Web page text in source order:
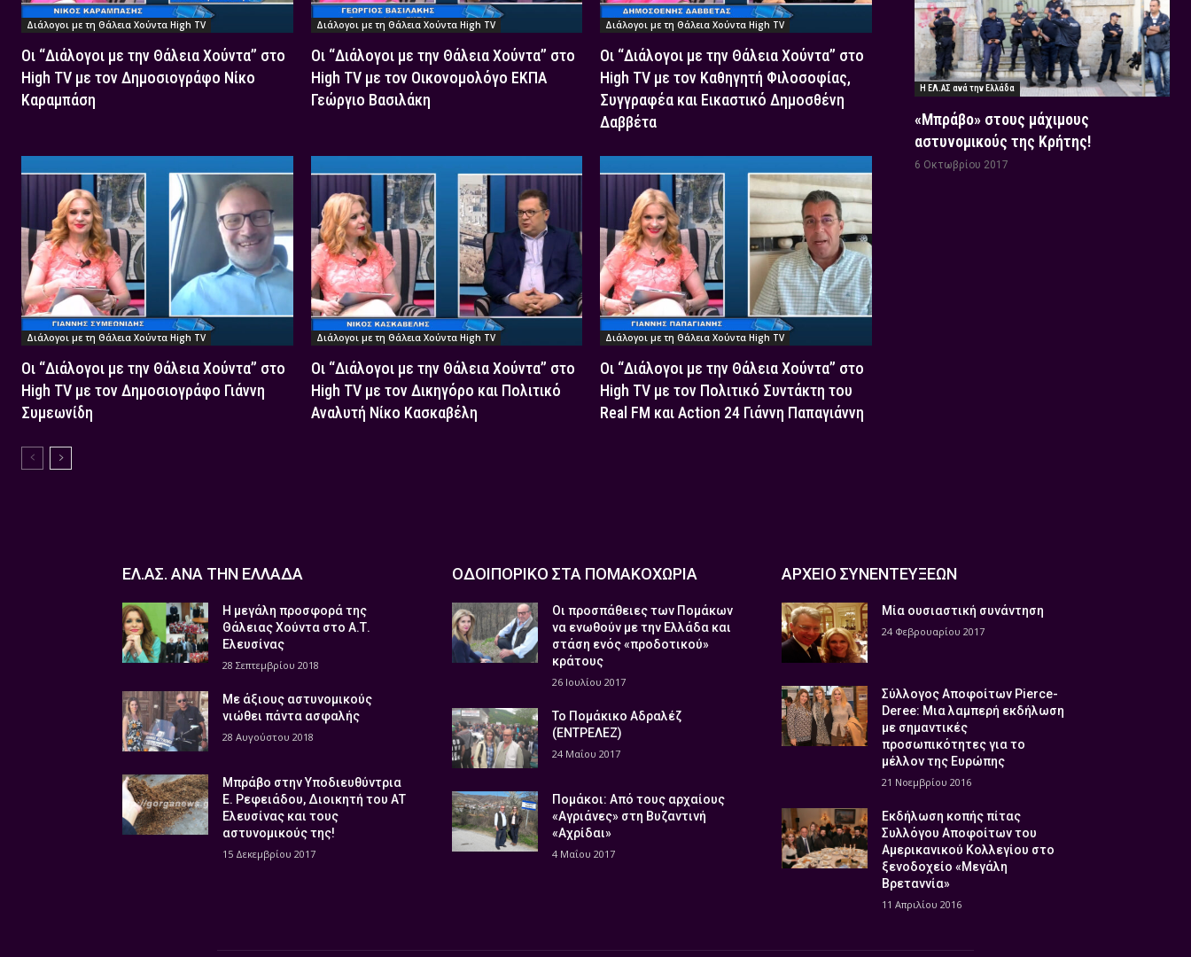
Διάλογοι με τη Θάλεια Χούντα High TV
Οι “Διάλογοι με την Θάλεια Χούντα” στο
High TV με τον Δημοσιογράφο Νίκο
Καραμπάση
Διάλογοι με τη Θάλεια Χούντα High TV
Οι “Διάλογοι με την Θάλεια Χούντα” στο
High TV με τον Οικονομολόγο ΕΚΠΑ
Γεώργιο Βασιλάκη
Διάλογοι με τη Θάλεια Χούντα High TV
Οι “Διάλογοι με την Θάλεια Χούντα” στο
High TV με τον Καθηγητή Φιλοσοφίας,
Συγγραφέα και Εικαστικό Δημοσθένη
Δαββέτα
Διάλογοι με τη Θάλεια Χούντα High TV
Οι “Διάλογοι με την Θάλεια Χούντα” στο
High TV με τον Δημοσιογράφο Γιάννη
Συμεωνίδη
Διάλογοι με τη Θάλεια Χούντα High TV
Οι “Διάλογοι με την Θάλεια Χούντα” στο
High TV με τον Δικηγόρο και Πολιτικό
Αναλυτή Νίκο Κασκαβέλη
Διάλογοι με τη Θάλεια Χούντα High TV
Οι “Διάλογοι με την Θάλεια Χούντα” στο
High TV με τον Πολιτικό Συντάκτη του
Real FM και Action 24 Γιάννη Παπαγιάννη
Η ΕΛ.ΑΣ ανά την Ελλάδα
«Μπράβο» στους μάχιμους
αστυνομικούς της Κρήτης!
6 Οκτωβρίου 2017
ΕΛ.ΑΣ. ΑΝΑ ΤΗΝ ΕΛΛΑΔΑ
Η μεγάλη προσφορά της
Θάλειας Χούντα στο Α.Τ.
Ελευσίνας
28 Σεπτεμβρίου 2018
Με άξιους αστυνομικούς
νιώθει πάντα ασφαλής
28 Αυγούστου 2018
Μπράβο στην Υποδιευθύντρια
Ε. Ρεφειάδου, Διοικητή του ΑΤ
Ελευσίνας και τους
αστυνομικούς της!
15 Δεκεμβρίου 2017
ΟΔΟΙΠΟΡΙΚΟ ΣΤΑ ΠΟΜΑΚΟΧΩΡΙΑ
Οι προσπάθειες των Πομάκων
να ενωθούν με την Ελλάδα και
στάση ενός «προδοτικού»
κράτους
26 Ιουλίου 2017
Το Πομάκικο Αδραλέζ
(ΕΝΤΡΕΛΕΖ)
24 Μαΐου 2017
Πομάκοι: Από τους αρχαίους
«Αγριάνες» στη Βυζαντινή
«Αχρίδαι»
4 Μαΐου 2017
ΑΡΧΕΙΟ ΣΥΝΕΝΤΕΥΞΕΩΝ
Μία ουσιαστική συνάντηση
24 Φεβρουαρίου 2017
Σύλλογος Αποφοίτων Pierce-
Deree: Μια λαμπερή εκδήλωση
με σημαντικές
προσωπικότητες για το
μέλλον της Ευρώπης
21 Νοεμβρίου 2016
Εκδήλωση κοπής πίτας
Συλλόγου Αποφοίτων του
Αμερικανικού Κολλεγίου στο
ξενοδοχείο «Μεγάλη
Βρεταννία»
11 Απριλίου 2016